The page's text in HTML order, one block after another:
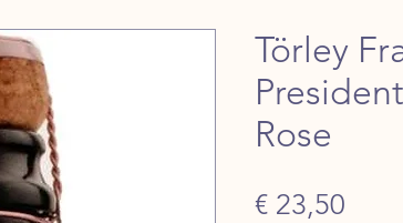
Törley
Rose
€ 23,50